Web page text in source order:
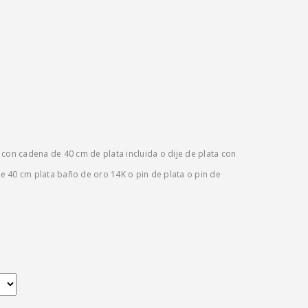
cadena de 40 cm de plata incluida o dije de plata con
40 cm plata baño de oro 14K o pin de plata o pin de